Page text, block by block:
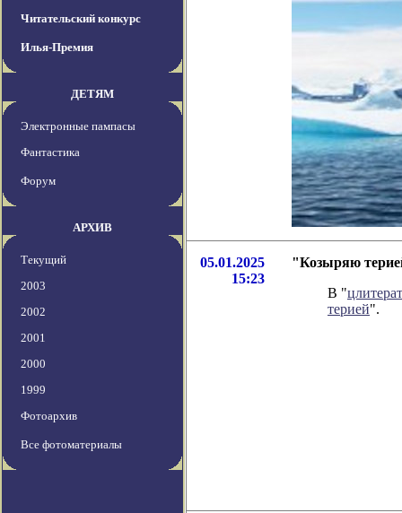
Читательский конкурс
Илья-Премия
ДЕТЯМ
Электронные пампасы
Фантастика
Форум
АРХИВ
Текущий
2003
2002
2001
2000
1999
Фотоархив
Все фотоматериалы
05.01.2025
15:23
"Козыряю
В "
терией".